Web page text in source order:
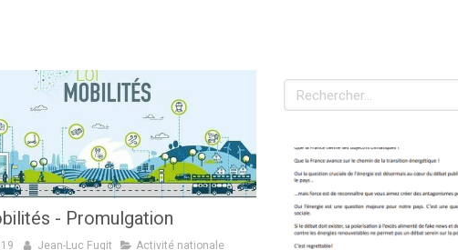
- Promulgation
Jean-Luc Fugit Activité nationale
Rechercher